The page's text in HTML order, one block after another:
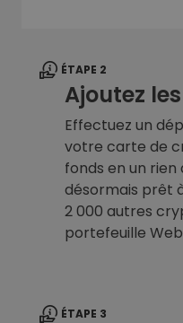
ÉTAPE 2
Ajoutez les
Effectuez un
votre carte de
fonds en un rien
désormais prêt
2 000 autres
portefeuille
ÉTAPE 3